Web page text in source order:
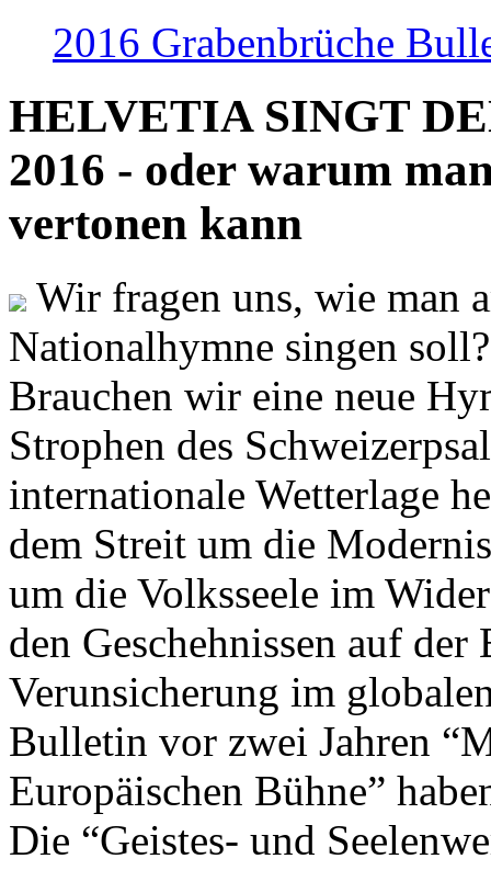
2016 Grabenbrüche
HELVETIA SINGT
2016 - oder warum
vertonen kann
Wir fragen uns, wie man
Nationalhymne singen
Brauchen wir eine neue
Strophen des
internationale Wetterlage
dem Streit um die
um die Volksseele im
den Geschehnissen auf
Verunsicherung im
Bulletin vor zwei Jahren
Europäischen Bühne”
Die “Geistes- und